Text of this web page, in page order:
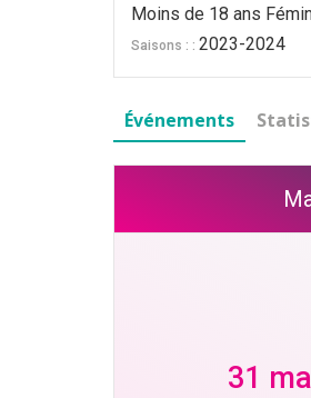
Moins de 18 ans
Saisons : : 2023-2024
Événements
31